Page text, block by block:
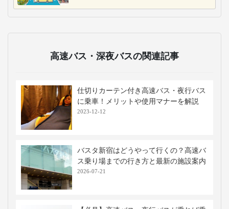
高速バス・深夜バスの関連記事
仕切りカーテン付き高速バス・夜行バス
に乗車！メリットや使用マナーを解説
2023-12-12
バスタ新宿はどうやって行くの？高速バ
ス乗り場までの行き方と最新の施設案内
2026-07-21